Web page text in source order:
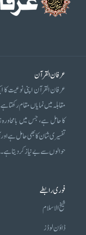
عرفان القرآن
عرفان القرآن اپنی نوعیت
مقابلہ میں نمایاں مقام
کا حامل ہے، جس میں
تفسیری شان کا بھی حامل ہے
حوالوں سے بے نیاز کر دیتا ہے۔
فوری رابطے
شیخ الاسلام
ڈاؤن لوڈز